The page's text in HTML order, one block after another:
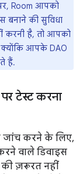
Room आपको
बनाने की सुविधा
करनी है, तो आपको
क्योंकि आपके DAO
हैं.
टेस्ट करना
जांच करने के लिए,
वाले डिवाइस
की ज़रूरत नहीं